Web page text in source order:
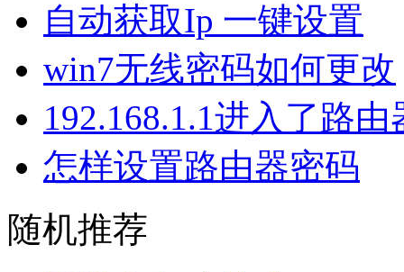
自动获取Ip 一键设置
win7无线密码如何更改
192.168.1.1进入了路
怎样设置路由器密码
随机推荐